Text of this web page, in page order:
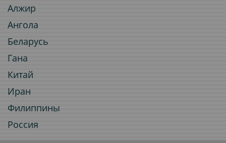
Алжир
Ангола
Беларусь
Гана
Китай
Иран
Филиппины
Россия